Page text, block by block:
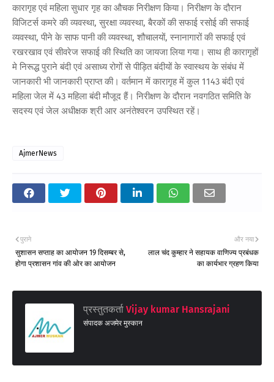
कारागृह एवं महिला सुधार गृह का औचक निरीक्षण किया। निरीक्षण के दौरान
विजिटर्स कमरे की व्यवस्था, सुरक्षा व्यवस्था, बैरकों की सफाई रसोई की सफाई
व्यवस्था, पीने के साफ पानी की व्यवस्था, शौचालयों, स्नानागारों की सफाई एवं
रखरखाव एवं सीवरेज सफाई की स्थिति का जायजा लिया गया। साथ ही कारागृहों
मे निरूद्ध पुराने बंदी एवं असाध्य रोगों से पीड़ित बंदीयों के स्वास्थय के संबंध में
जानकारी भी जानकारी प्राप्त की। वर्तमान में कारागृह में कुल 1143 बंदी एवं
महिला जेल में 43 महिला बंदी मौजूद हैं। निरीक्षण के दौरान नवगठित समिति के
सदस्य एवं जेल अधीक्षक श्री आर अनंतेश्वरन उपस्थित रहें।
AjmerNews
और नया
लाल चंद कुम्हार ने सहायक वाणिज्य प्रबंधक
का कार्यभार ग्रहण किया
पुराने
सुशासन सप्ताह का आयोजन 19 दिसम्बर से,
होगा प्रशासन गांव की ओर का आयोजन
प्रस्तुतकर्ता Vijay kumar Hansrajani
संपादक अजमेर मुस्कान